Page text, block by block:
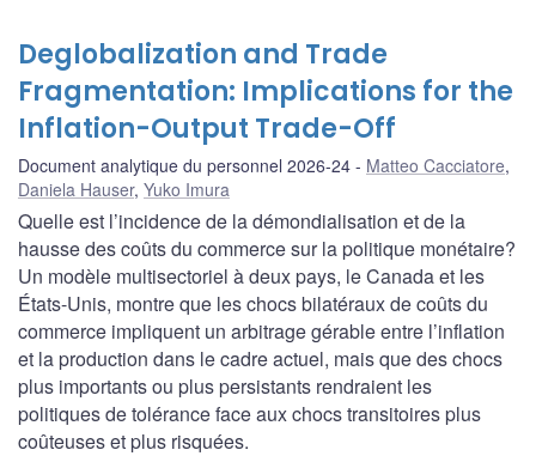
Deglobalization and Trade
Fragmentation: Implications for the
Inflation-Output Trade-Off
Document analytique du personnel 2026-24 Matteo Cacciatore,
Daniela Hauser, Yuko Imura
Quelle est l’incidence de la démondialisation et de la
hausse des coûts du commerce sur la politique monétaire?
Un modèle multisectoriel à deux pays, le Canada et les
États-Unis, montre que les chocs bilatéraux de coûts du
commerce impliquent un arbitrage gérable entre l’inflation
et la production dans le cadre actuel, mais que des chocs
plus importants ou plus persistants rendraient les
politiques de tolérance face aux chocs transitoires plus
coûteuses et plus risquées.